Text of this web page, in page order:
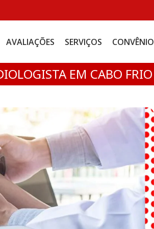
AVALIAÇÕES SERVIÇOS CONVÊNIO
EM CABO FRIO